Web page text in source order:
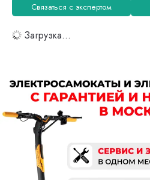
Связаться с экспертом
Загрузка...